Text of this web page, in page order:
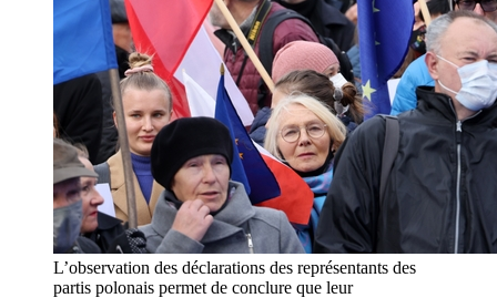
L’observation des déclarations des représentants des
partis polonais permet de conclure que leur